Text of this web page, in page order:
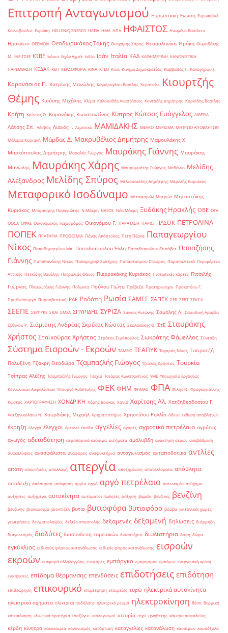
Επιτροπή Ανταγωνισμού Ευρωπαϊκή Ένωση Ευρωπαϊκό
Κοινοβούλιο Ευρώπη ΗELLENiQ ENERGY ΗΛΕΙΑ ΗΜΑ ΗΠΑ ΗΦΑΙΣΤΟΣ Ηνωμένο Βασίλειο
Ηράκλειο ΘΕΡΜΟΙΛ Θεοδωρικάκος Τάκης Θεοχάρης Χάρης Θεσσαλονίκη Θράκη Θωμαδάκης
Μ. ΙΝΕ-ΓΣΕΕ ΙΟΒΕ Ικόνιο Ιλχάν Αχμέτ Ινδία Ιράν Ιταλία ΚΑΔ ΚΑΘΗΜΕΡΙΝΗ ΚΑΝΟΝΙΣΤΙΚΗ
ΠΑΡΕΜΒΑΣΗ ΚΕΔΑΚ ΚΕΠ ΚΕΡΔΟΦΟΡΙΑ ΚΙΝΑ ΚΤΕΟ Κίνα Κίνημα Δημοκρατίας Καββαθάς Γ. Καλογήρου Ι.
Καρανάσιος Π. Κατρίνης Μανώλης Κεγκέρογλου Βασίλης Κερατσίνι
Κιουρτζής
Θέμης Κιούσης Μιχάλης Κλίμα Κολοκυθάς Αναστάσιος Κονταξής Δημήτρης Κορκίδης Βασίλης
Κρήτη Κρίντας Θ. Κυρανάκης Κωνσταντίνος Κύπρος Κώτσος Ευάγγελος ΛΙΒΕΡΙΑ
Λάτσης Σπ. Λέσβος Λιανός Ι. Λιμενικό ΜΑΜΙΔΑΚΗΣ ΜΕΛΚΟ ΜΕΡΙΣΜΑ ΜΗΤΡΩΟ ΑΠΟΒΛΗΤΩΝ
Μάλαμα Κυριακή Μάρδας Δ. Μακρυβέλιος Δημήτρης Μαμουλάκης Χ.
Μαρκόπουλος Δημήτρης Μασαλής Γιώργος Μαυράκης Γιάννης Μαυράκης
Μανώλης Μαυράκης Χάρης Μαυρομμάτης Γιώργος Μεθάνιο Μελίδης
Αλέξανδρος Μελίδης Σπύρος Μελισσανίδης Δημήτρης Μερελής Κυριάκος
Μεταφορικό Ισοδύναμο Μεταφορών Μητρώο Μητσοτάκης
Κυριάκος Μπόμπορης Παναγιώτης Ν.Μάκρη ΝΑΞΟΣ Νέα Μάκρη Ξυδάκης Ηρακλής ΟΒΕ ΟΓΑ
ΟΟΣΑ ΟΦΑΕ Οικονομικός Ταχυδρόμος Οικονόμου Γ. ΠΑΡΑΤΑΣΗ ΠΑΡΙΣΙ ΠΑΣΟΚ ΠΕΤΡΟΛΙΝΑ
ΠΟΠΕΚ ΠΡΑΤΗΡΙΑ ΠΡΟΘΕΣΜΙΑ Πάνας Απόστολος Πέτη Πέρκα Παπαγεωργίου
Νίκος Παπαδημητρίου Μπ. Παπαδοπούλου Έλλη Παπαδοπούλου Ελισάβετ Παπαζήσης
Γιάννης Παπαθανάσης Νίκος Παπαμιχαήλ Σωτήρης Παπασταύρου Σταύρος Παραπολιτικά Περιφέρεια
Αττικής Πετκίδης Βασίλης Πετραλιάς Θάνος Πιερρακάκης Κυριάκος Πιστωτικές κάρτες Πιτσιλής
Γιώργος Πλακιωτάκης Γιάννης Πολωνία Πούλου Γιώτα Πρέβεζα Πρατηριούχοι Προκοπίου Γ.
Πρωθυπουργό Πυροσβεστική ΡΑΕ Ροδόπη Ρωσία ΣΑΜΕΕ ΣΑΠΕΚ ΣΕΒ ΣΕΒΤ ΣΕΔΕ ΙΙ
ΣΕΕΠΕ ΣΕΥΠΥΚΕ ΣΚΑΙ ΣΜΕΑ ΣΠΥΡΙΔΗΣ ΣΥΡΙΖΑ Σάκκος Αντώνης Σαμόλης Λ. Σαουδική Αραβία
Σβίγκου Ρ. Σιάμισιης Ανδρέας Σκρέκας Κώστας Σκυλακάκης Θ. ΣτΕ Σταυράκης
Χρήστος Σταϊκούρας Χρήστος Στράτος Σιμόπουλος Σωκράτης Φάμελλος Σύνταξη
Σύστημα Εισροών - Εκροών ΤΑΜΕΙΟ ΤΕΑΠΥΚ Ταγαράς Νίκος Ταπρατζή
Πολυξένη Τζάκρη Θεοδώρα Τζαμπαζλής Γιώργος Τζιόλας Χρήστος Τουρκία
Τσίπρας Αλέξης Τσαμπαζλής Γιώργος Τσεχία Τσιάρας Κωνσταντίνος ΥΜΕ Υπουργείο Εργασίας
Κοινωνικών Ασφαλίσεων Υπουργό Ανάπτυξης ΦΕΚ ΦΗΜ ΦΗΜΑΣ ΦΠΑ Φίλης Ν. Φραγκογιάννης
Κώστας ΧΑΡΤΟΓΡΑΦΗΣΗ ΧΟΝΔΡΙΚΗ Χάρης Δούκας Χανιά Χαρίτσης Αλ. Χατζηθεοδοσίου Γ.
Χατζηνικολάου Ν. Χουρδάκης Μιχαήλ Χρηματιστήριο Χρηστίδου Ραλλία άδεια έκθεση αποβλήτων
έκρηξη έλεγχο έλεγχοι έρευνα έσοδα αγγελίες αγορές αγροτικό πετρέλαιο αγρότες
αγωγός αδειοδότηση αεροπορικά καύσιμα αιτήματα αμόλυβδη ανάκτηση ατμών αναβάθμιση
ανακαλύψεις ανασφάλιστα αναφορές αναψυκτήρια ανταγωνισμός ανταποδοτικά αντλίες
απάτη απαιτήσεις απαλλαγή απεργία αποζημίωση αποτελέσματα απόβλητα
απόδειξη απόσυρση απόφαση αργία αργό αργό πετρέλαιο αστυνομία ατύχημα
αυξήσεις αυξημένα αυτοκίνητα αυτόματοι πωλητές αύξηση βαρέλι βενζίνες βενζίνη
βενζίνης βιοκαύσιμα βιοντίζελ βυτίο βυτιοφόρα βυτιοφόρο βόμβα γειτονικές χώρες
γεωτρήσεις δειγματοληψίες δελτίο αποστολής δεξαμενές δεξαμενή δηλώσεις διάρρηξη
διαγωνισμός διαλύτες διασύνδεση ταμειακών δικαστήριο διυλιστήρια δόση δώρα
εγκύκλιος ειδικούς φόρους κατανάλωσης ειδικός φόρος κατανάλωσης εισροών
εκροών εισφορά αλληλεγγύης εισφορές εμπάργκο εμπρησμός εμπόριο ενεργειακή κρίση
ενισχύσεις επίδομα θέρμανσης επενδύσεις επιδοτήσεις επιδότηση
επιθεώρηση επικουρικό επιμέτρηση εταιρείες ευρώ ηλεκτρικά αυτοκίνητα
ηλεκτρικά οχήματα ηλεκτρικά ποδήλατα ηλεκτρικό ρεύμα ηλεκτροκίνηση θέση θερμική
καταπόνηση ιδιωτικά πρατήρια ισοζύγιο ισολογισμοί ιστορία ισχύ ιχνηθέτης κάμερα ασφαλείας
κέρδη κίνητρα κακοκαιρία κανονισμός κατάρτιση καταγγελίες κατανάλωση καυσίμων καυσόξυλα